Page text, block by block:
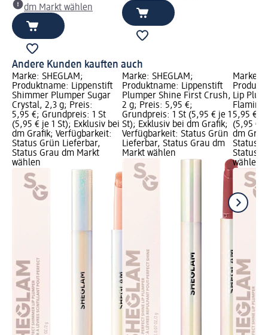
dm Markt wählen
Andere Kunden kauften auch
Marke: SHEGLAM;
Produktname: Lippenstift
Shimmer Plumper Sugar
Crystal, 2,3 g; Preis:
5,95 €; Grundpreis: 1 St
(5,95 € je 1 St); Exklusiv bei
dm Grafik; Verfügbarkeit:
Status Grün Lieferbar,
Status Grau dm Markt
wählen
Marke: SHEGLAM;
Produktname: Lippenstift
Plumper Shine First Crush,
2 g; Preis: 5,95 €;
Grundpreis: 1 St (5,95 € je 1
St); Exklusiv bei dm Grafik;
Verfügbarkeit: Status Grün
Lieferbar, Status Grau dm
Markt wählen
Marke:
Lip
5,95 €;
(5,95 €
dm
Status
Status
wählen